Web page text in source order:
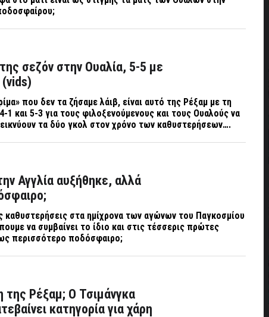
σεζόν στην Ουαλία, 5-5 με
(vids)
που δεν τα ζήσαμε λάιβ, είναι αυτό της Ρέξαμ με τη
και 5-3 για τους φιλοξενούμενους και τους Ουαλούς να
τα δύο γκολ στον χρόνο των καθυστερήσεων….
Αγγλία αυξήθηκε, αλλά
καθυστερήσεις στα ημίχρονα των αγώνων του Παγκοσμίου
να συμβαίνει το ίδιο και στις τέσσερις πρώτες
περισσότερο ποδόσφαιρο;
της Ρέξαμ; Ο Τσιμάνγκα
κατηγορία για χάρη